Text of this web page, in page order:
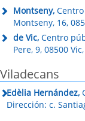
Montseny,
Montseny, 16,
de Vic, Centro
Pere, 9, 08500
Viladecans
Edèlia Hernández,
Dirección: c.